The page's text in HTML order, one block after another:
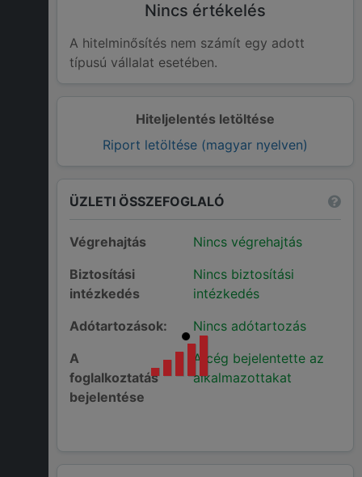
Hiteljelentés letöltése
Riport letöltése (magyar nyelven)
Nincs értékelés
A hitelminősítés nem számít egy adott
típusú vállalat esetében.
ÜZLETI ÖSSZEFOGLALÓ
Végrehajtás
Nincs végrehajtás
Biztosítási
intézkedés
Nincs biztosítási
intézkedés
Adótartozások:
Nincs adótartozás
A
foglalkoztatás
bejelentése
A cég bejelentette az
alkalmazottakat